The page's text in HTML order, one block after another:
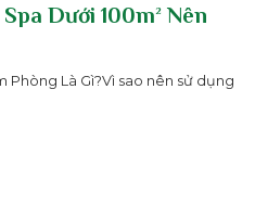
Dưới 100m² Nên
Phòng Là Gì?Vì sao nên sử dụng